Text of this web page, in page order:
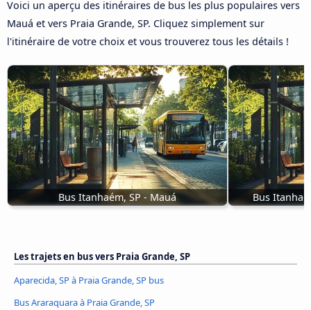
Voici un aperçu des itinéraires de bus les plus populaires vers
Mauá et vers Praia Grande, SP. Cliquez simplement sur
l'itinéraire de votre choix et vous trouverez tous les détails !
Bus Itanhaém, SP - Mauá Bus
Les trajets en bus vers Praia Grande, SP
Aparecida, SP à Praia Grande, SP bus
Bus Araraquara à Praia Grande, SP